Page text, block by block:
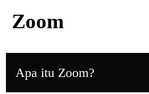
Zoom
Apa itu Zoom?